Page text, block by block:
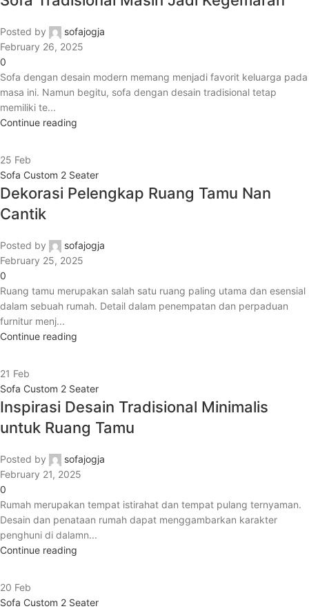
Posted by
sofajogja
February 26, 2025
0
Sofa dengan desain modern memang menjadi favorit keluarga pada
masa ini. Namun begitu, sofa dengan desain tradisional tetap
memiliki te...
Continue reading
25 Feb
Sofa Custom 2 Seater
Dekorasi Pelengkap Ruang Tamu Nan
Cantik
Posted by
sofajogja
February 25, 2025
0
Ruang tamu merupakan salah satu ruang paling utama dan esensial
dalam sebuah rumah. Detail dalam penempatan dan perpaduan
furnitur menj...
Continue reading
21 Feb
Sofa Custom 2 Seater
Inspirasi Desain Tradisional Minimalis
untuk Ruang Tamu
Posted by
sofajogja
February 21, 2025
0
Rumah merupakan tempat istirahat dan tempat pulang ternyaman.
Desain dan penataan rumah dapat menggambarkan karakter
penghuni di dalamn...
Continue reading
20 Feb
Sofa Custom 2 Seater